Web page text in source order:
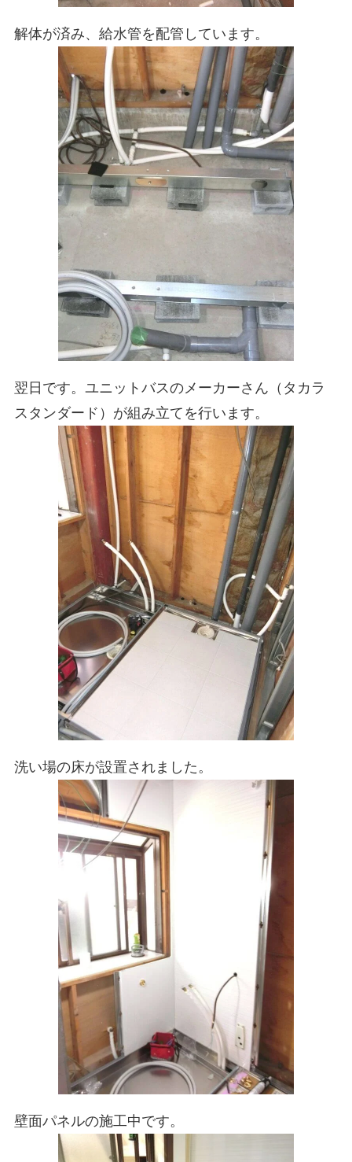
解体が済み、給水管を配管しています。
翌日です。ユニットバスのメーカーさん（タカラ
スタンダード）が組み立てを行います。
洗い場の床が設置されました。
壁面パネルの施工中です。